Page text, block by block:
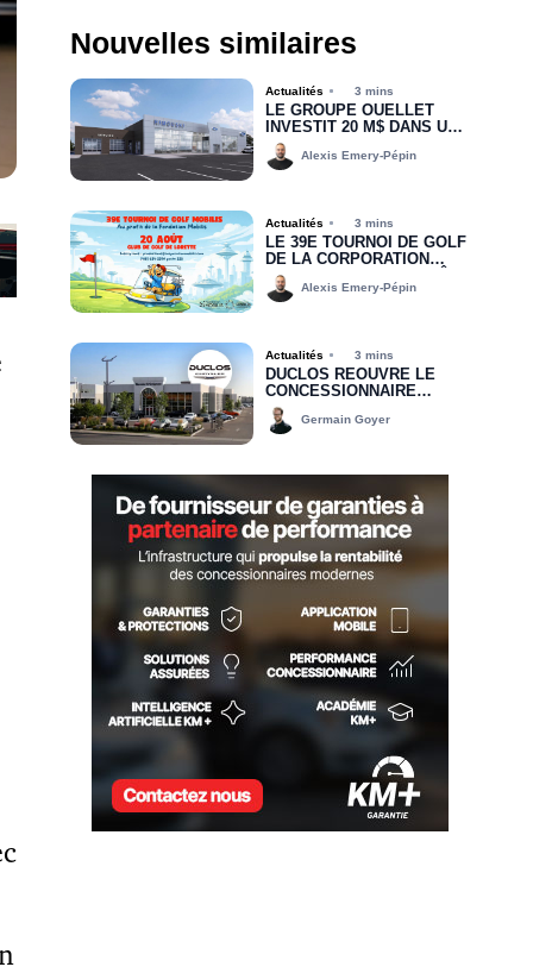
Nouvelles similaires
Actualités 3 mins
LE GROUPE OUELLET
INVESTIT 20 M$ DANS UNE
NOUVELLE CONCESSION
POUR RIMOUSKI FORD
Alexis Emery-Pépin
Actualités 3 mins
LE 39E TOURNOI DE GOLF
DE LA CORPORATION
MOBILIS, C’EST BIENTÔT!
Alexis Emery-Pépin
Actualités 3 mins
DUCLOS RÉOUVRE LE
CONCESSIONNAIRE
CHRYSLER DODGE JEEP
RAM DE DRUMMONDVILLE
Germain Goyer